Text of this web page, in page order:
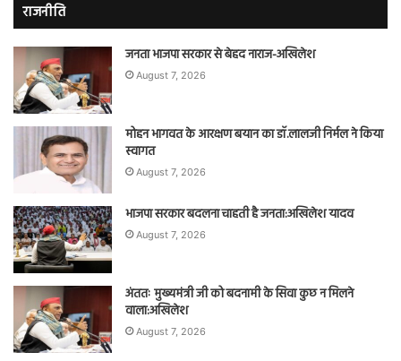
राजनीति
जनता भाजपा सरकार से बेहद नाराज-अखिलेश
August 7, 2026
मोहन भागवत के आरक्षण बयान का डॉ.लालजी निर्मल ने किया
स्वागत
August 7, 2026
भाजपा सरकार बदलना चाहती है जनता:अखिलेश यादव
August 7, 2026
अंततः मुख्यमंत्री जी को बदनामी के सिवा कुछ न मिलने
वाला:अखिलेश
August 7, 2026